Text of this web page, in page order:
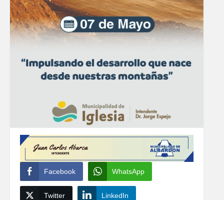
Facebook WhatsApp
Twitter LinkedIn